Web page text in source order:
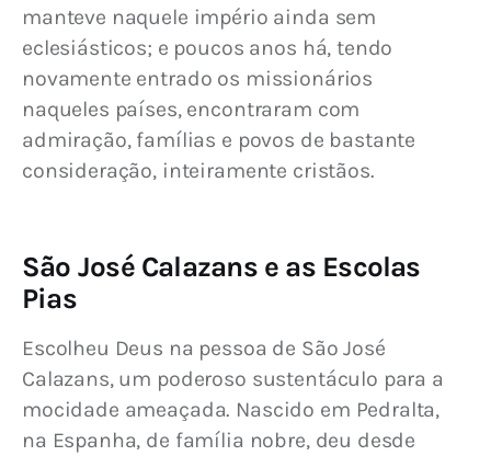
manteve naquele império ainda sem
eclesiásticos; e poucos anos há, tendo
novamente entrado os missionários
naqueles países, encontraram com
admiração, famílias e povos de bastante
consideração, inteiramente cristãos.
São José Calazans e as Escolas
Pias
Escolheu Deus na pessoa de São José
Calazans, um poderoso sustentáculo para a
mocidade ameaçada. Nascido em Pedralta,
na Espanha, de família nobre, deu desde